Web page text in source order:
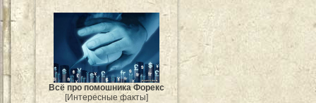
Всё про помошника Форекс
[Интересные факты]